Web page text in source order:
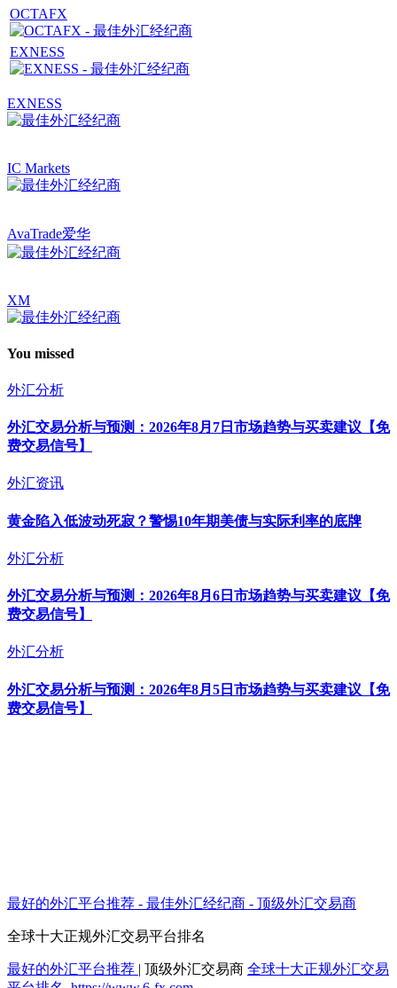
OCTAFX
EXNESS
EXNESS
IC Markets
AvaTrade爱华
XM
You missed
外汇分析
外汇交易分析与预测：2026年8月7日市场趋势与买卖建议【免
费交易信号】
外汇资讯
黄金陷入低波动死寂？警惕10年期美债与实际利率的底牌
外汇分析
外汇交易分析与预测：2026年8月6日市场趋势与买卖建议【免
费交易信号】
外汇分析
外汇交易分析与预测：2026年8月5日市场趋势与买卖建议【免
费交易信号】
最好的外汇平台推荐 - 最佳外汇经纪商 - 顶级外汇交易商
全球十大正规外汇交易平台排名
最好的外汇平台推荐 | 顶级外汇交易商 全球十大正规外汇交易